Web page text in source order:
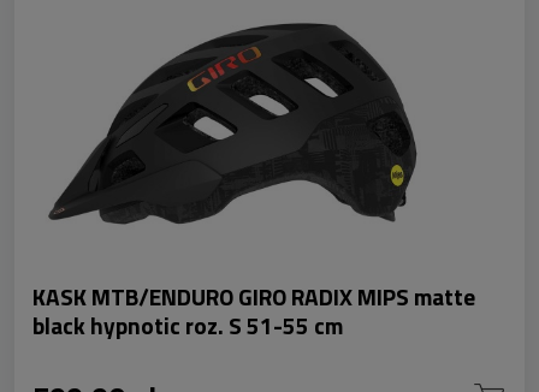
KASK MTB/ENDURO GIRO RADIX MIPS matte
black hypnotic roz. S 51-55 cm